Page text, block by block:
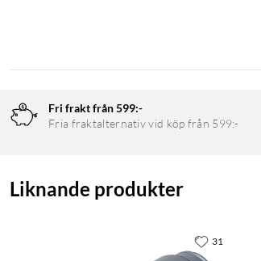
Fri frakt från 599:-
Fria fraktalternativ vid köp från 599:-
Liknande produkter
31